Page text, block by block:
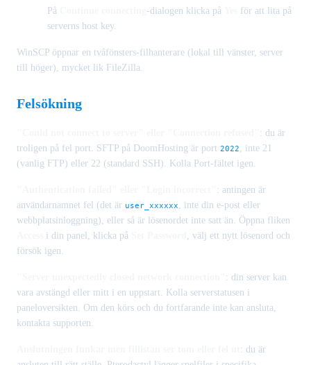
På -dialogen klicka på
för att lita på
serverns host key.
WinSCP öppnar en tvåfönsters-filhanterare (lokal till vänster, server
till höger), mycket lik FileZilla.
Felsökning
: du är
troligen på fel port. SFTP på DoomHosting är port 2022, inte 21
(vanlig FTP) eller 22 (standard SSH). Kolla Port-fältet igen.
: antingen är
användarnamnet fel (det är user_xxxxxx, inte din e-post eller
webbplatsinloggning), eller så är lösenordet inte satt än. Öppna fliken
i din panel, klicka på
, välj ett nytt lösenord och
försök igen.
: din server kan
vara avstängd eller mitt i en uppstart. Kolla serverstatusen i
paneloversikten. Om den körs och du fortfarande inte kan ansluta,
kontakta supporten.
: du är